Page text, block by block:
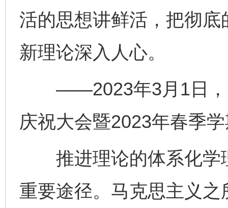
活的思想讲鲜活，把彻
新理论深入人心。
——2023年3月1日，
庆祝大会暨2023年春季
推进理论的体系化学
重要途径。马克思主义